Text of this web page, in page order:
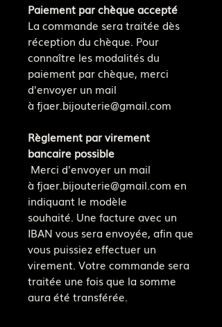
Paiement par chèque accepté
La commande sera traitée dès
réception du chèque. Pour
connaître les modalités du
paiement par chèque, merci
d'envoyer un mail
à fjaer.bijouterie@gmail.com
Règlement par virement
bancaire possible
Merci d'envoyer un mail
à fjaer.bijouterie@gmail.com en
indiquant le modèle
souhaité. Une facture avec un
IBAN vous sera envoyée, afin que
vous puissiez effectuer un
virement. Votre commande sera
traitée une fois que la somme
aura été transférée.